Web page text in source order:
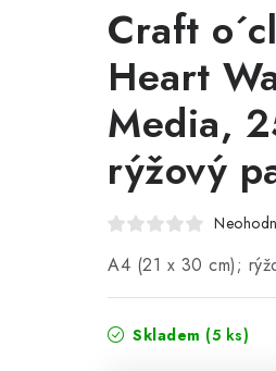
Craft
Heart
Media,
rýžový
A4 (21 x 30 cm);
Skladem (5 ks)